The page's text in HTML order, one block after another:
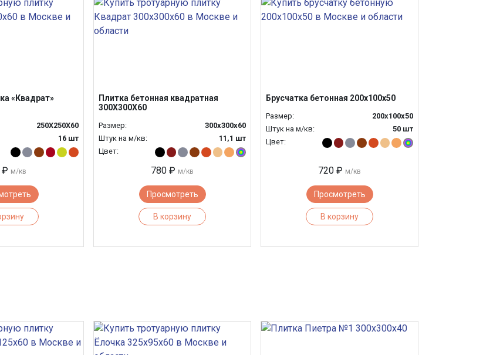
«Квадрат»
250Х250Х60
16 шт
₽ м/кв
Плитка бетонная квадратная
300Х300Х60
Размер:
300х300х60
Штук на м/кв:
11,1 шт
Цвет:
780 ₽ м/кв
Просмотреть
В корзину
Брусчатка бетонная 200х100х50
Размер:
200х100х50
Штук на м/кв:
50 шт
Цвет:
720 ₽ м/кв
Просмотреть
В корзину